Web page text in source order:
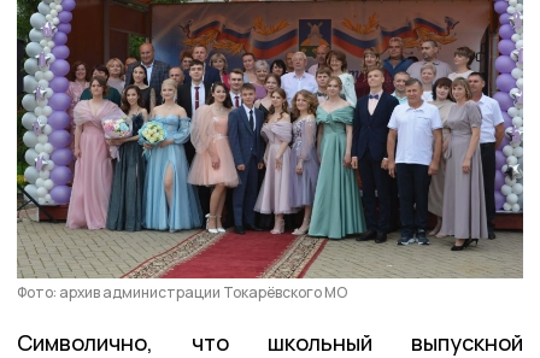
Фото: архив администрации Токарёвского МО
Символично, что школьный выпускной